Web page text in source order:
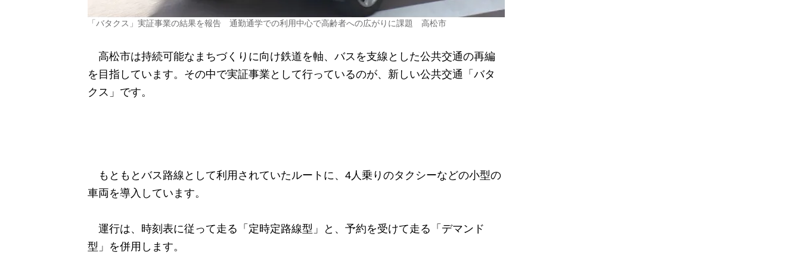
「バタクス」実証事業の結果を報告 通勤通学での利用中心で高齢者への広がりに課題 高松市
高松市は持続可能なまちづくりに向け鉄道を軸、バスを支線とした公共交通の再編
を目指しています。その中で実証事業として行っているのが、新しい公共交通「バタ
クス」です。
もともとバス路線として利用されていたルートに、4人乗りのタクシーなどの小型の
車両を導入しています。
運行は、時刻表に従って走る「定時定路線型」と、予約を受けて走る「デマンド
型」を併用します。